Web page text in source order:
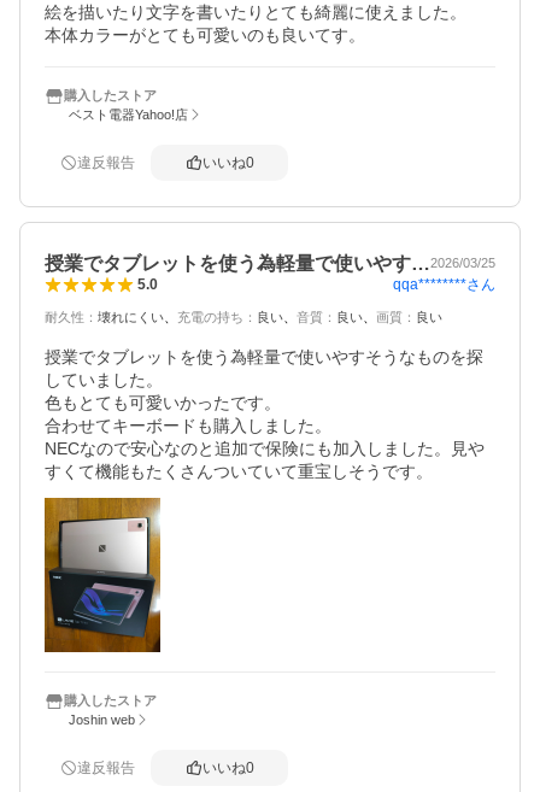
絵を描いたり文字を書いたりとても綺麗に使えました。
本体カラーがとても可愛いのも良いてす。
購入したストア
ベスト電器Yahoo!店
違反報告 いいね0
授業でタブレットを使う為軽量で使いやす…2026/03/25
5.0 qqa********さん
耐久性 ： 壊れにくい 充電の持ち ： 良い 音質 ： 良い 画質 ： 良い
授業でタブレットを使う為軽量で使いやすそうなものを探
していました。
色もとても可愛いかったです。
合わせてキーボードも購入しました。
NECなので安心なのと追加で保険にも加入しました。見や
すくて機能もたくさんついていて重宝しそうです。
購入したストア
Joshin web
違反報告 いいね0